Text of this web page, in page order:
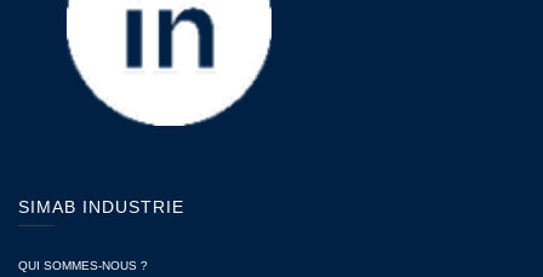
SIMAB INDUSTRIE
QUI SOMMES-NOUS ?